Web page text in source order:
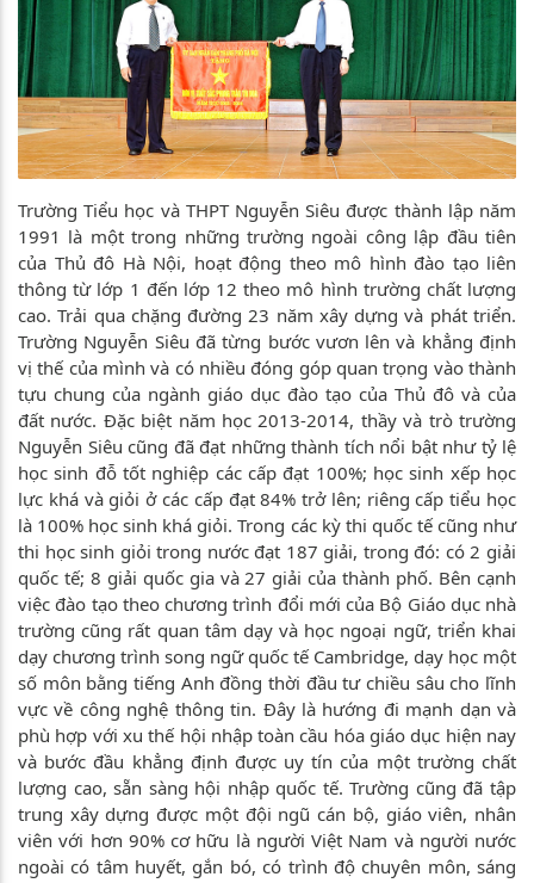
Trường Tiểu học và THPT Nguyễn Siêu được thành lập năm
1991 là một trong những trường ngoài công lập đầu tiên
của Thủ đô Hà Nội, hoạt động theo mô hình đào tạo liên
thông từ lớp 1 đến lớp 12 theo mô hình trường chất lượng
cao. Trải qua chặng đường 23 năm xây dựng và phát triển.
Trường Nguyễn Siêu đã từng bước vươn lên và khẳng định
vị thế của mình và có nhiều đóng góp quan trọng vào thành
tựu chung của ngành giáo dục đào tạo của Thủ đô và của
đất nước. Đặc biệt năm học 2013-2014, thầy và trò trường
Nguyễn Siêu cũng đã đạt những thành tích nổi bật như tỷ lệ
học sinh đỗ tốt nghiệp các cấp đạt 100%; học sinh xếp học
lực khá và giỏi ở các cấp đạt 84% trở lên; riêng cấp tiểu học
là 100% học sinh khá giỏi. Trong các kỳ thi quốc tế cũng như
thi học sinh giỏi trong nước đạt 187 giải, trong đó: có 2 giải
quốc tế; 8 giải quốc gia và 27 giải của thành phố. Bên cạnh
việc đào tạo theo chương trình đổi mới của Bộ Giáo dục nhà
trường cũng rất quan tâm dạy và học ngoại ngữ, triển khai
dạy chương trình song ngữ quốc tế Cambridge, dạy học một
số môn bằng tiếng Anh đồng thời đầu tư chiều sâu cho lĩnh
vực về công nghệ thông tin. Đây là hướng đi mạnh dạn và
phù hợp với xu thế hội nhập toàn cầu hóa giáo dục hiện nay
và bước đầu khẳng định được uy tín của một trường chất
lượng cao, sẵn sàng hội nhập quốc tế. Trường cũng đã tập
trung xây dựng được một đội ngũ cán bộ, giáo viên, nhân
viên với hơn 90% cơ hữu là người Việt Nam và người nước
ngoài có tâm huyết, gắn bó, có trình độ chuyên môn, sáng